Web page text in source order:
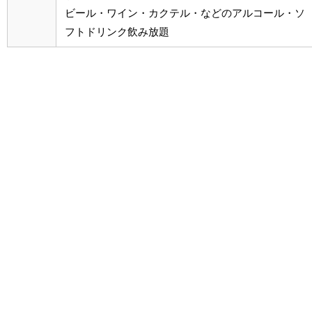
ビール・ワイン・カクテル・などのアルコール・ソ
フトドリンク飲み放題